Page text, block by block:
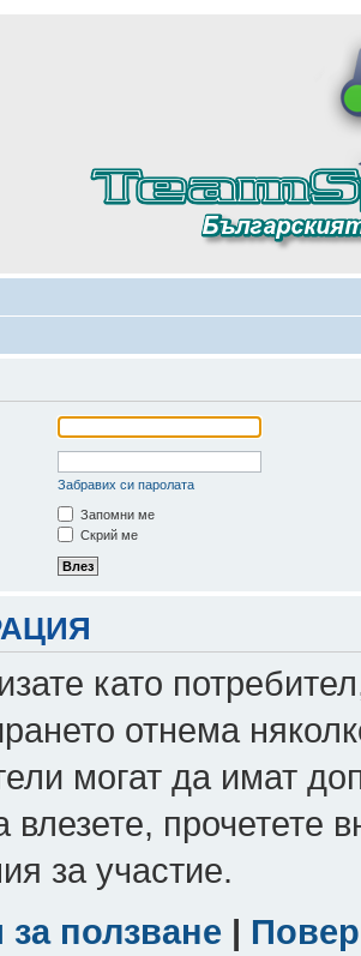
Забравих си паролата
Запомни ме
Скрий ме
като
отнема
могат да имат
влезете, прочетете
за участие.
ползване |